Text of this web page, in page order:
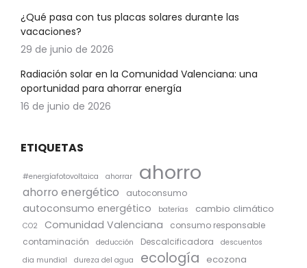
¿Qué pasa con tus placas solares durante las
vacaciones?
29 de junio de 2026
Radiación solar en la Comunidad Valenciana: una
oportunidad para ahorrar energía
16 de junio de 2026
ETIQUETAS
#energíafotovoltaica ahorrar ahorro
ahorro energético autoconsumo
autoconsumo energético baterías cambio climático
CO2 Comunidad Valenciana
consumo responsable
contaminación
deducción Descalcificadora
descuentos
dia mundial
dureza del agua ecología ecozona